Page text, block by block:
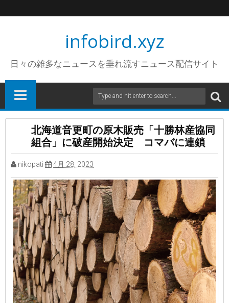
infobird.xyz
日々の雑多なニュースを垂れ流すニュース配信サイト
北海道音更町の原木販売「十勝林産協同
組合」に破産開始決定 コマバに連鎖
nikopati 4月 28, 2023